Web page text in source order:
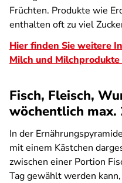
Früchten. Produkte wie
enthalten oft zu viel
Hier finden Sie weitere
Milch und
Fisch, Fleisch,
wöchentlich max.
In der
mit einem Kästchen
zwischen einer Portion
Tag gewählt werden